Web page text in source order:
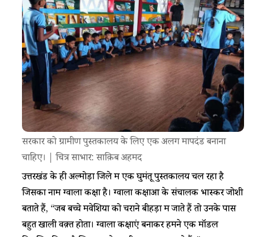
सरकार को ग्रामीण पुस्तकालय के लिए एक अलग मापदंड बनाना
चाहिए। | चित्र साभार: साक़िब अहमद
उत्तरखंड के ही अल्मोड़ा जिले में एक घुमंतू पुस्तकालय चल रहा है
जिसका नाम ग्वाला कक्षा है। ग्वाला कक्षाओं के संचालक भास्कर जोशी
बताते हैं, “जब बच्चे मवेशियों को चराने बीहड़ों में जाते हैं तो उनके पास
बहुत खाली वक़्त होता। ग्वाला कक्षाएं बनाकर हमने एक मॉडल